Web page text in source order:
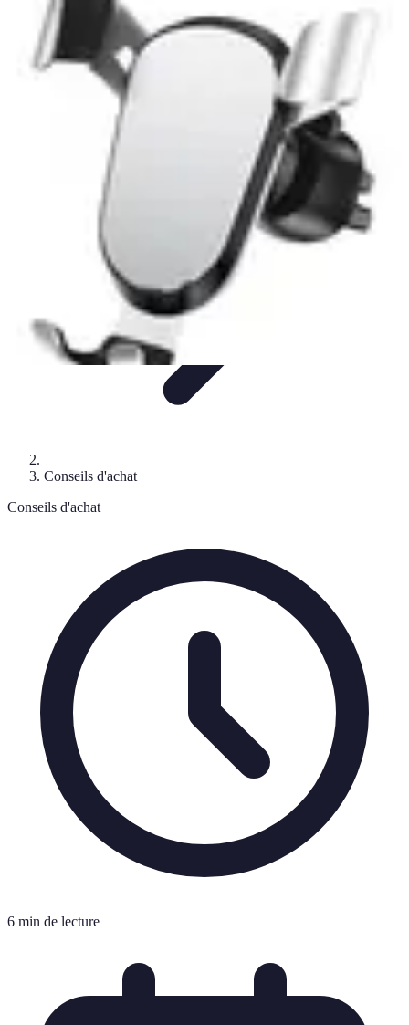
Gadgets HiTech
Tendances
Sécurité technologiquePhotographie mobile
domestique
Informatique portable
Gadgets HiTech
Conseils d'achat
Conseils d'achat
6 min de lecture